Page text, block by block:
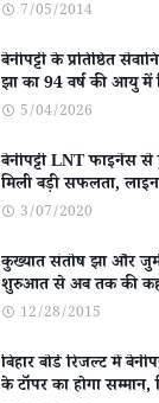
7/05/2014
बेनीपट्टी के प्रतिष्ठित
झा का 94 वर्ष की आयु में
5/04/2026
बेनीपट्टी LNT फाइनेंस
मिली बड़ी सफलता,
3/07/2020
कुख्यात संतोष झा और
शुरुआत से अब तक की
12/28/2015
बिहार बोर्ड रिजल्ट में
के टॉपर का होगा